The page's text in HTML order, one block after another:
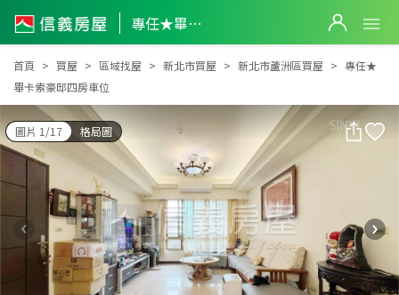
專任★畢卡索豪邸四房車位
專任★畢卡索豪邸四房車位
首頁 買屋 區域找屋 新北市買屋 新北市蘆洲區買屋
專任★
畢卡索豪邸四房車位
圖片 1/17 格局圖